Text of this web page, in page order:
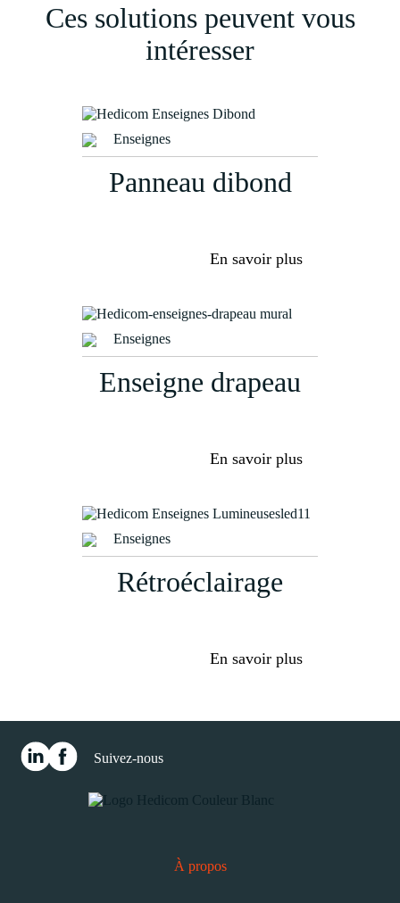
Ces solutions peuvent vous
intéresser
Enseignes
Panneau dibond
En savoir plus
Enseignes
Enseigne drapeau
En savoir plus
Enseignes
Rétroéclairage
En savoir plus
Suivez-nous
À propos